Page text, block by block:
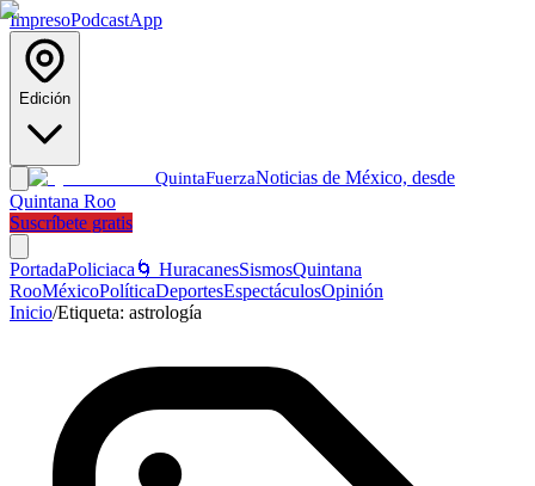
ImpresoPodcastApp
Edición
QuintaFuerzaNoticias de México, desde
Quintana Roo
Suscríbete gratis
PortadaPoliciaca 🌀 HuracanesSismosQuintana
RooMéxicoPolíticaDeportesEspectáculosOpinión
Inicio/Etiqueta: astrología